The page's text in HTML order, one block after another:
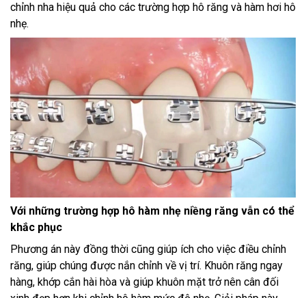
chỉnh nha hiệu quả cho các trường hợp hô răng và hàm hơi hô
nhẹ.
Với những trường hợp hô hàm nhẹ niềng răng vẫn có thể
khắc phục
Phương án này đồng thời cũng giúp ích cho việc điều chỉnh
răng, giúp chúng được nắn chỉnh về vị trí. Khuôn răng ngay
hàng, khớp cắn hài hòa và giúp khuôn mặt trở nên cân đối